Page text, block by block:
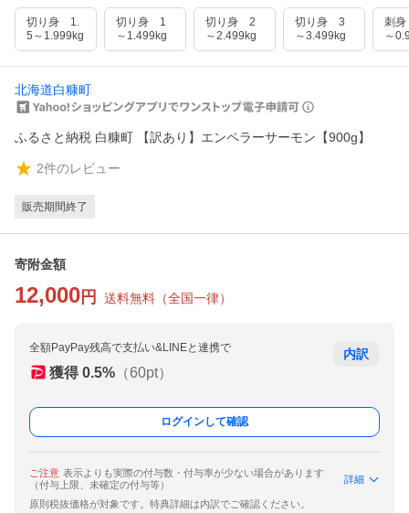
切り身 1.
5～1.999kg
切り身 1
～1.499kg
切り身 2
～2.499kg
切り身 3
～3.499kg
刺
～
北海道白糠町
ふるさと納税 白糠町 【訳あり】エンペラーサーモン【900g】
2件のレビュー
販売期間終了
寄附金額
12,000 円 送料無料 （全国一律）
全額PayPay残高で支払い&LINEと連携で
獲得 0.5% （60pt）
内訳
ログインして確認
ご注意 表示よりも実際の付与数・付与率が少ない場合があります
（付与上限、未確定の付与等）
詳細
原則税抜価格が対象です。特典詳細は内訳でご確認ください。